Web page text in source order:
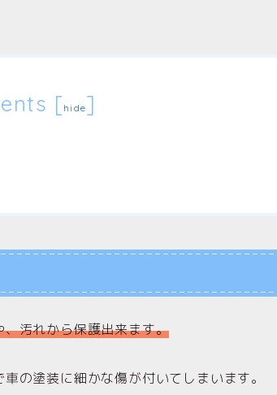
[hide]
汚れから保護出来ます。
の塗装に細かな傷が付いてしまいます。